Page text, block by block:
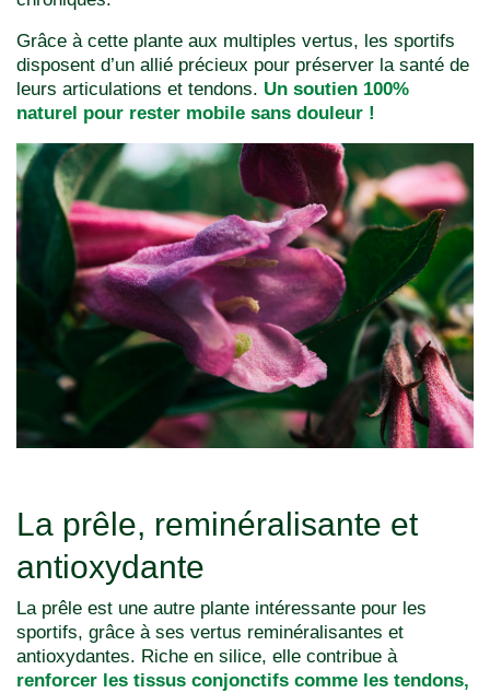
Grâce à cette plante aux multiples vertus, les sportifs
disposent d’un allié précieux pour préserver la santé de
leurs articulations et tendons. Un soutien 100%
naturel pour rester mobile sans douleur !
La prêle, reminéralisante et
antioxydante
La prêle est une autre plante intéressante pour les
sportifs, grâce à ses vertus reminéralisantes et
antioxydantes. Riche en silice, elle contribue à
renforcer les tissus conjonctifs comme les tendons,